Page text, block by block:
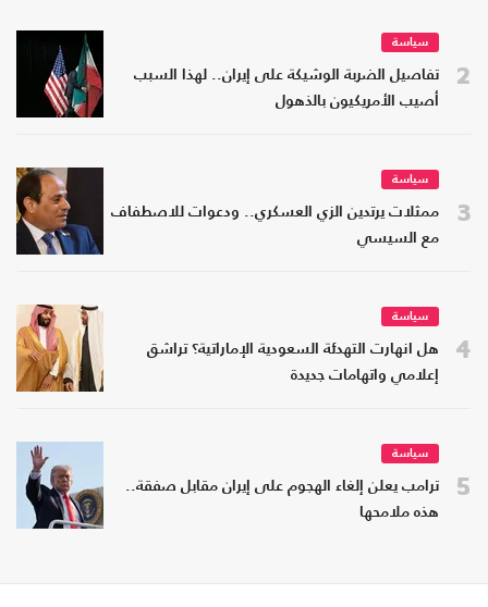
2
سياسة
تفاصيل الضربة الوشيكة على إيران.. لهذا السبب
أصيب الأمريكيون بالذهول
3
سياسة
ممثلات يرتدين الزي العسكري.. ودعوات للاصطفاف
مع السيسي
4
سياسة
هل انهارت التهدئة السعودية الإماراتية؟ تراشق
إعلامي واتهامات جديدة
5
سياسة
ترامب يعلن إلغاء الهجوم على إيران مقابل صفقة..
هذه ملامحها